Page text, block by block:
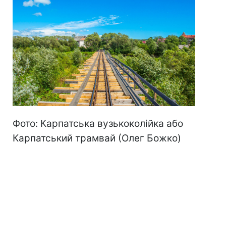
Фото: Карпатська вузькоколійка або
Карпатський трамвай (Олег Божко)